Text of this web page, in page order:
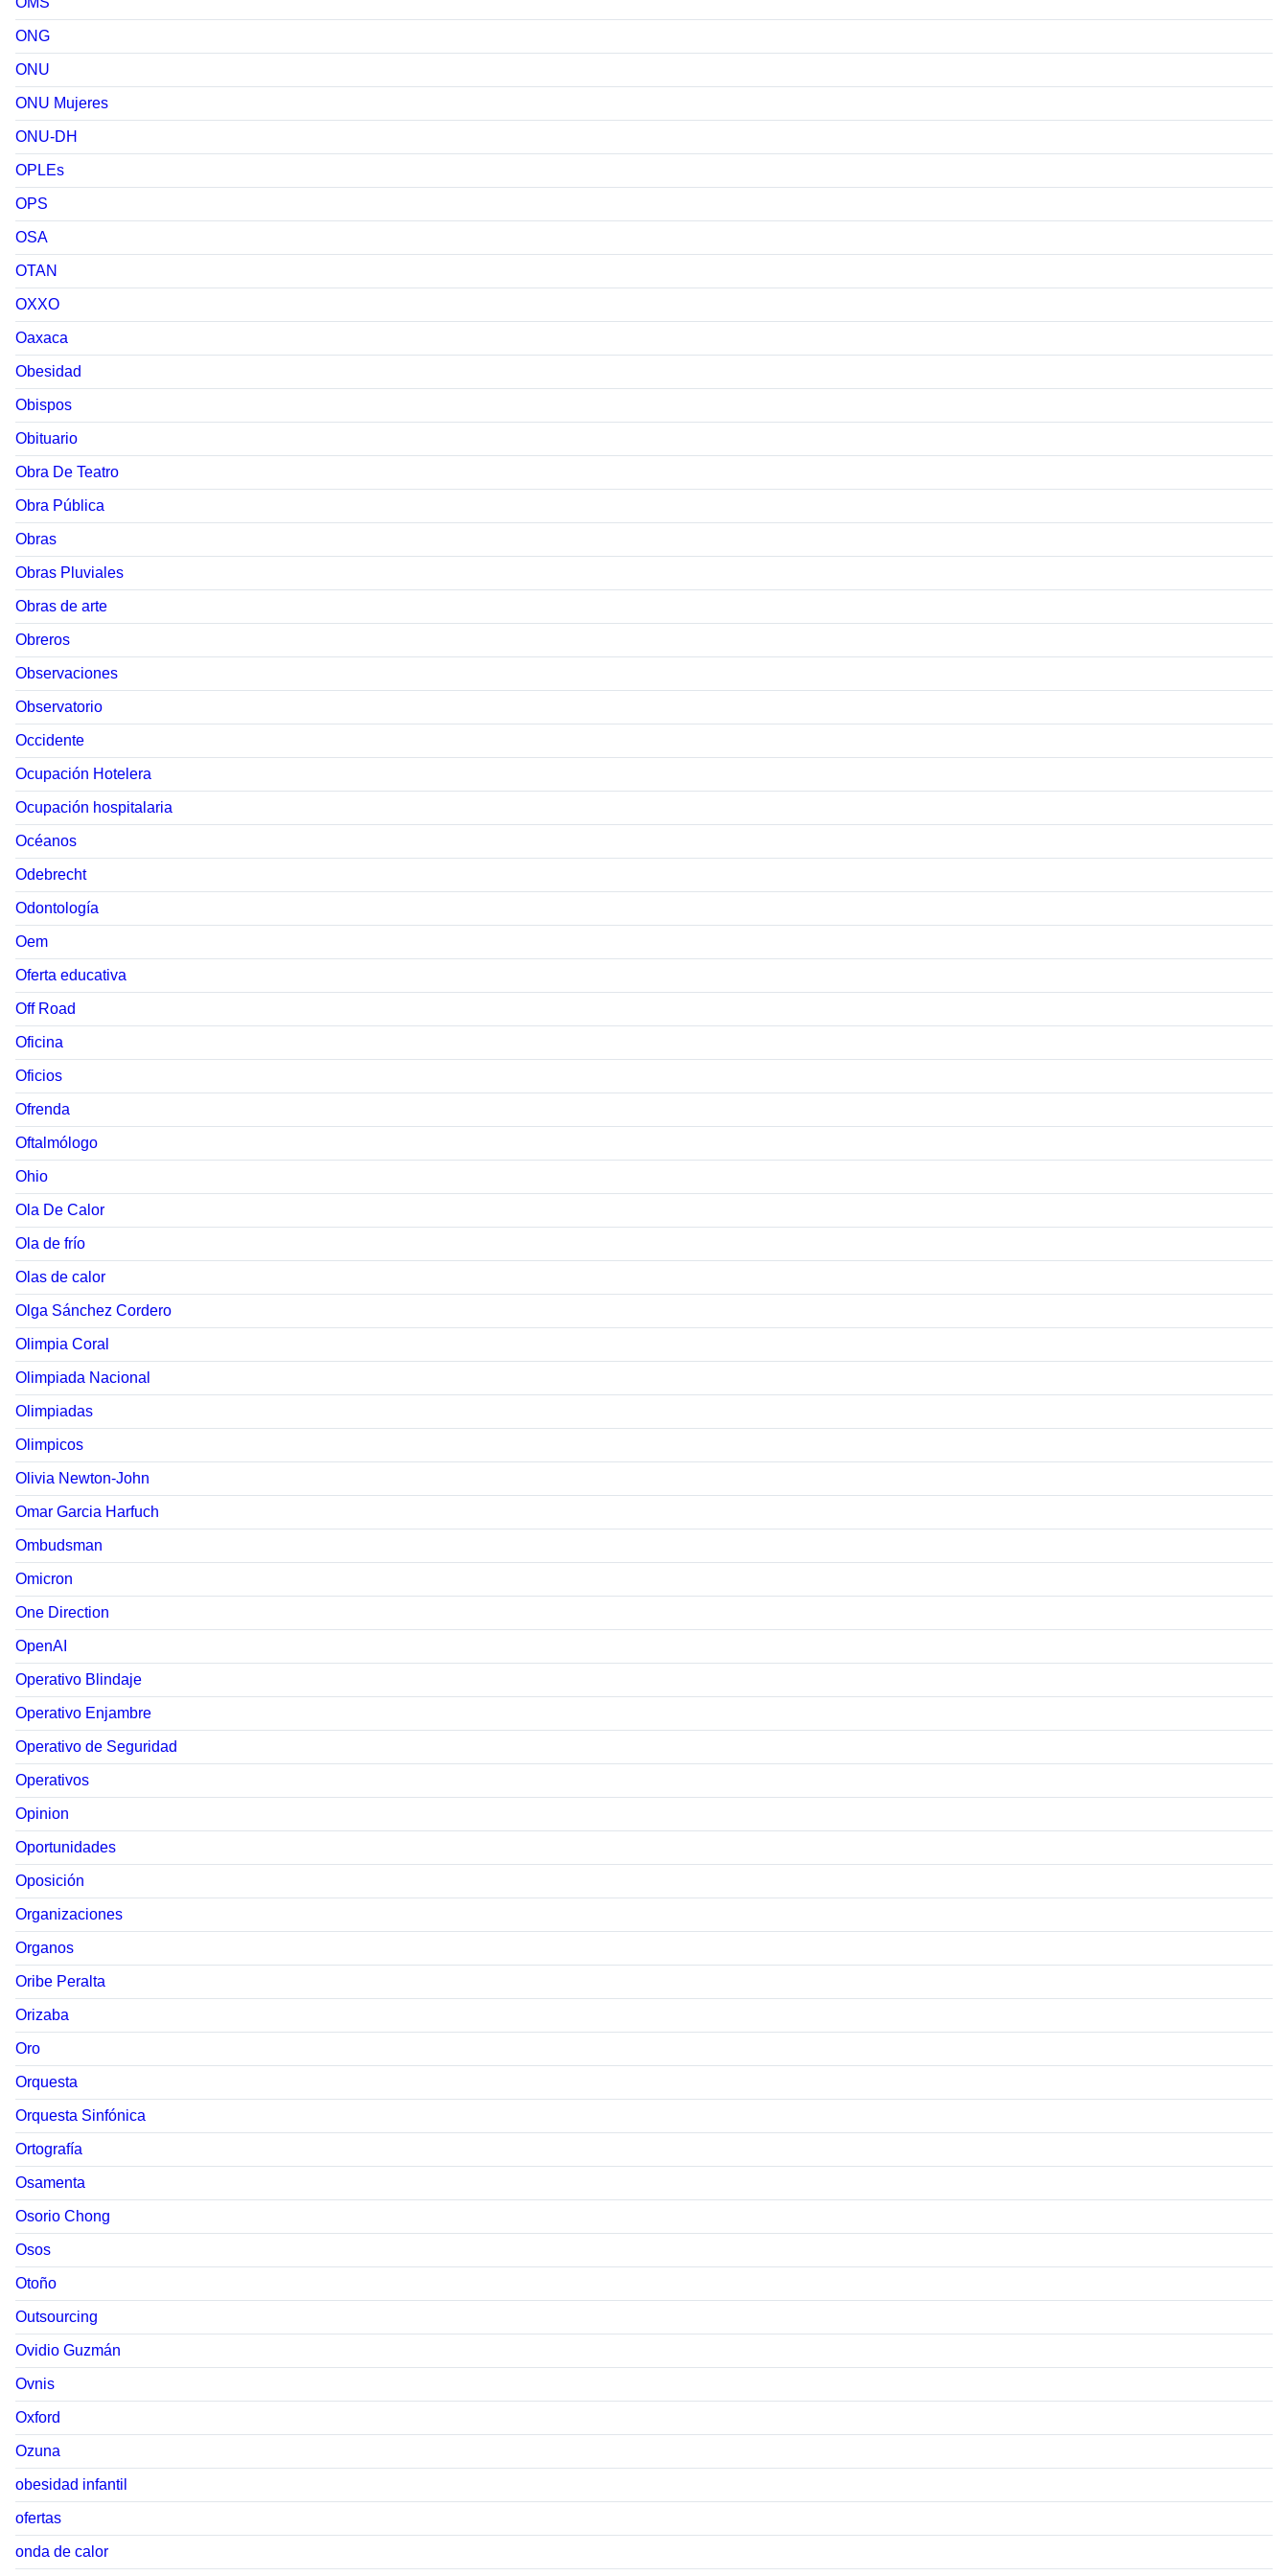
ONG
ONU
ONU Mujeres
ONU-DH
OPLEs
OPS
OSA
OTAN
OXXO
Oaxaca
Obesidad
Obispos
Obituario
Obra De Teatro
Obra Pública
Obras
Obras Pluviales
Obras de arte
Obreros
Observaciones
Observatorio
Occidente
Ocupación Hotelera
Ocupación hospitalaria
Océanos
Odebrecht
Odontología
Oem
Oferta educativa
Off Road
Oficina
Oficios
Ofrenda
Oftalmólogo
Ohio
Ola De Calor
Ola de frío
Olas de calor
Olga Sánchez Cordero
Olimpia Coral
Olimpiada Nacional
Olimpiadas
Olimpicos
Olivia Newton-John
Omar Garcia Harfuch
Ombudsman
Omicron
One Direction
OpenAI
Operativo Blindaje
Operativo Enjambre
Operativo de Seguridad
Operativos
Opinion
Oportunidades
Oposición
Organizaciones
Organos
Oribe Peralta
Orizaba
Oro
Orquesta
Orquesta Sinfónica
Ortografía
Osamenta
Osorio Chong
Osos
Otoño
Outsourcing
Ovidio Guzmán
Ovnis
Oxford
Ozuna
obesidad infantil
ofertas
onda de calor